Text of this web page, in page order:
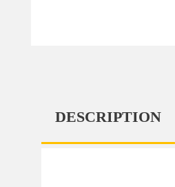
DESCRIPTION